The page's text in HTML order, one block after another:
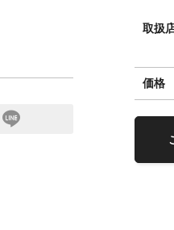
取扱
価格